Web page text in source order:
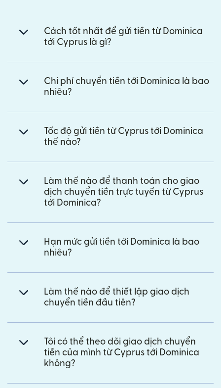
Cách tốt nhất để gửi tiền từ Dominica
tới Cyprus là gì?
Chi phí chuyển tiền tới Dominica là bao
nhiêu?
Tốc độ gửi tiền từ Cyprus tới Dominica
thế nào?
Làm thế nào để thanh toán cho giao
dịch chuyển tiền trực tuyến từ Cyprus
tới Dominica?
Hạn mức gửi tiền tới Dominica là bao
nhiêu?
Làm thế nào để thiết lập giao dịch
chuyển tiền đầu tiên?
Tôi có thể theo dõi giao dịch chuyển
tiền của mình từ Cyprus tới Dominica
không?